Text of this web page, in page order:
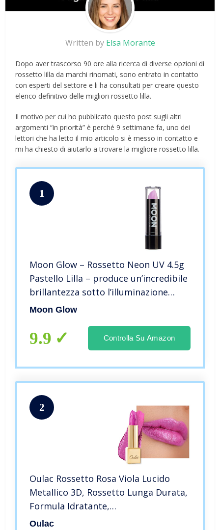
Written by Elsa Morante
Dopo aver trascorso 90 ore alla ricerca di diverse opzioni di
rossetto lilla da marchi rinomati, sono entrato in contatto
con esperti del settore e li ha consultati per creare questo
elenco definitivo delle migliori rossetto lilla.
Il motivo per cui ho pubblicato questo post sugli altri
argomenti “in priorità” è perché 9 settimane fa, uno dei
lettori che ha letto il mio articolo si è messo in contatto e
mi ha chiesto di aiutarlo a trovare la migliore rossetto lilla.
1
Moon Glow – Rossetto Neon UV 4.5g
Pastello Lilla – produce un’incredibile
brillantezza sotto l’illuminazione
UV/luci scure
Moon Glow
9.9 Controlla Su Amazon
2
Oulac Rossetto Rosa Viola Lucido
Metallico 3D, Rossetto Lunga Durata,
Formula Idratante,
Impermeabile,Vegan e Cruelty-Free,
Oulac